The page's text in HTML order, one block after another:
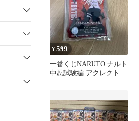
¥599
一番くじNARUTO ナルト
中忍試験編 アクレクト